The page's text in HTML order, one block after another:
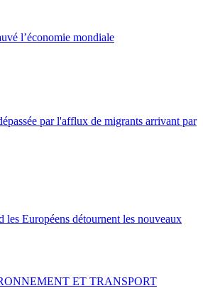
l’économie mondiale
par l'afflux de migrants arrivant par
les Européens détournent les nouveaux
ET TRANSPORT